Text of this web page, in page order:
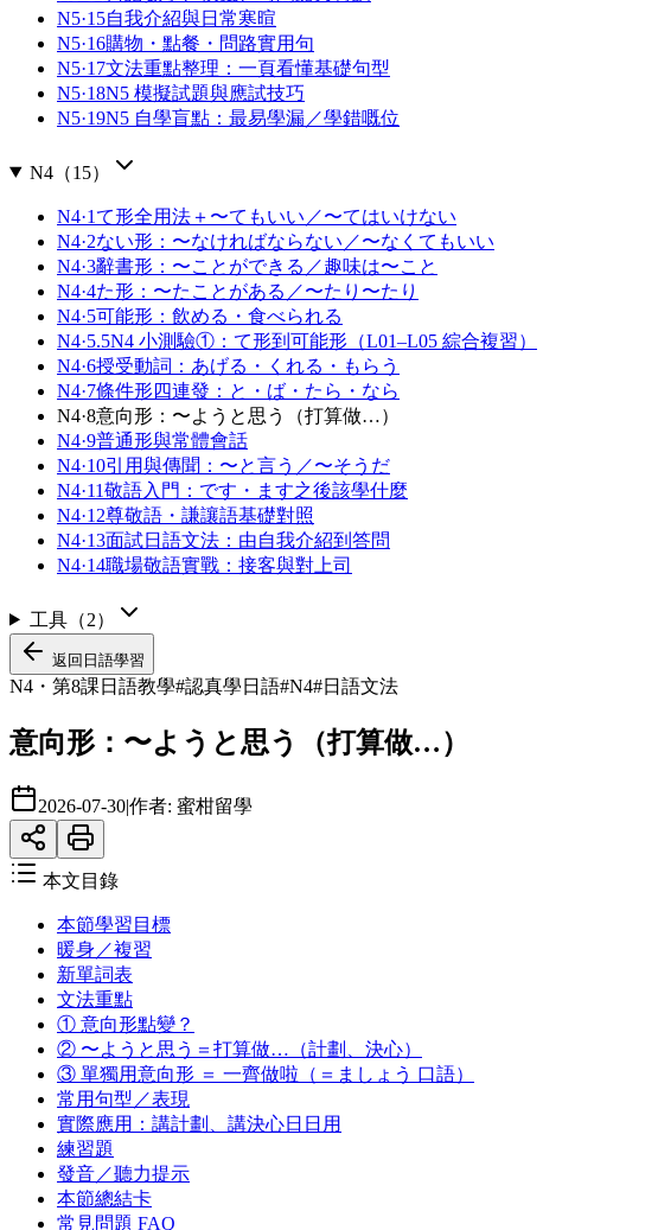
N5·15自我介紹與日常寒暄
N5·16購物・點餐・問路實用句
N5·17文法重點整理：一頁看懂基礎句型
N5·18N5 模擬試題與應試技巧
N5·19N5 自學盲點：最易學漏／學錯嘅位
N4（15）
N4·1て形全用法＋〜てもいい／〜てはいけない
N4·2ない形：〜なければならない／〜なくてもいい
N4·3辭書形：〜ことができる／趣味は〜こと
N4·4た形：〜たことがある／〜たり〜たり
N4·5可能形：飲める・食べられる
N4·5.5N4 小測驗①：て形到可能形（L01–L05 綜合複習）
N4·6授受動詞：あげる・くれる・もらう
N4·7條件形四連發：と・ば・たら・なら
N4·8意向形：〜ようと思う（打算做…）
N4·9普通形與常體會話
N4·10引用與傳聞：〜と言う／〜そうだ
N4·11敬語入門：です・ます之後該學什麼
N4·12尊敬語・謙讓語基礎對照
N4·13面試日語文法：由自我介紹到答問
N4·14職場敬語實戰：接客與對上司
工具（2）
返回 日語學習
N4・第8課 日語教學#認真學日語#N4#日語文法
意向形：〜ようと思う（打算做…）
2026-07-30|作者: 蜜柑留學
本文目錄
本節學習目標
暖身／複習
新單詞表
文法重點
① 意向形點變？
② 〜ようと思う＝打算做…（計劃、決心）
③ 單獨用意向形 ＝ 一齊做啦（＝ましょう 口語）
常用句型／表現
實際應用：講計劃、講決心日日用
練習題
發音／聽力提示
本節總結卡
常見問題 FAQ